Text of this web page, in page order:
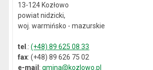
13-124 Kozłowo
powiat nidzicki,
woj. warmińsko - mazurskie
tel .:(+48) 89 625 08 33
fax: (+48) 89 626 75 02
e-mail:gmina@kozlowo.pl